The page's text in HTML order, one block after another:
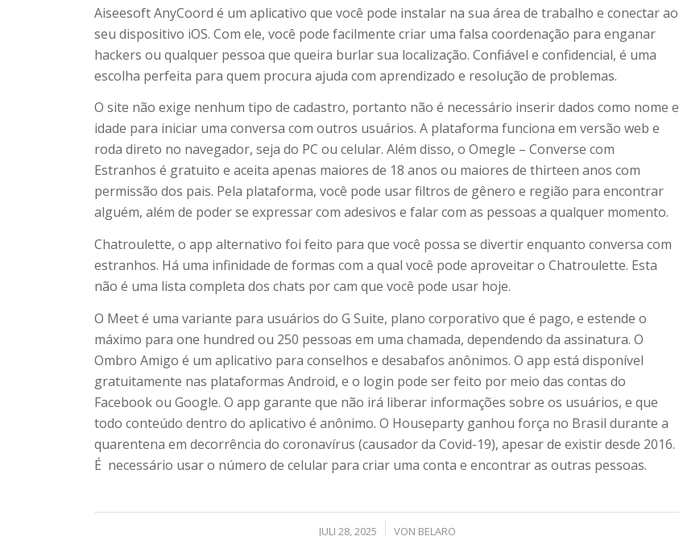
Aiseesoft AnyCoord é um aplicativo que você pode instalar na sua área de trabalho e conectar ao
seu dispositivo iOS. Com ele, você pode facilmente criar uma falsa coordenação para enganar
hackers ou qualquer pessoa que queira burlar sua localização. Confiável e confidencial, é uma
escolha perfeita para quem procura ajuda com aprendizado e resolução de problemas.
O site não exige nenhum tipo de cadastro, portanto não é necessário inserir dados como nome e
idade para iniciar uma conversa com outros usuários. A plataforma funciona em versão web e
roda direto no navegador, seja do PC ou celular. Além disso, o Omegle – Converse com
Estranhos é gratuito e aceita apenas maiores de 18 anos ou maiores de thirteen anos com
permissão dos pais. Pela plataforma, você pode usar filtros de gênero e região para encontrar
alguém, além de poder se expressar com adesivos e falar com as pessoas a qualquer momento.
Chatroulette, o app alternativo foi feito para que você possa se divertir enquanto conversa com
estranhos. Há uma infinidade de formas com a qual você pode aproveitar o Chatroulette. Esta
não é uma lista completa dos chats por cam que você pode usar hoje.
O Meet é uma variante para usuários do G Suite, plano corporativo que é pago, e estende o
máximo para one hundred ou 250 pessoas em uma chamada, dependendo da assinatura. O
Ombro Amigo é um aplicativo para conselhos e desabafos anônimos. O app está disponível
gratuitamente nas plataformas Android, e o login pode ser feito por meio das contas do
Facebook ou Google. O app garante que não irá liberar informações sobre os usuários, e que
todo conteúdo dentro do aplicativo é anônimo. O Houseparty ganhou força no Brasil durante a
quarentena em decorrência do coronavírus (causador da Covid-19), apesar de existir desde 2016.
É necessário usar o número de celular para criar uma conta e encontrar as outras pessoas.
JULI 28, 2025
/ VON BELARO